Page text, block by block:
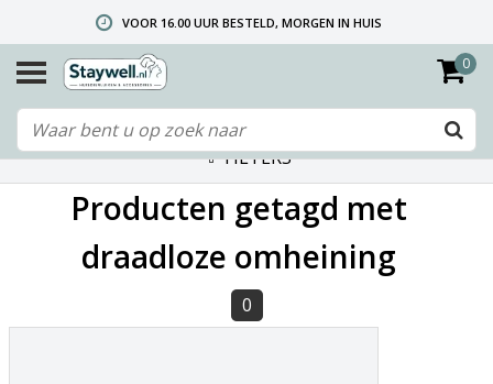
VOOR 16.00 UUR BESTELD, MORGEN IN HUIS
GRATIS VERZENDING VANAF € 40,- (ALLEEN NEDERLAND)
TELEFONISCHE HELPDESK 010 492 02 35 (LET OP: WIJ ZIJN NIET DE FABRIKANT! ZIE KLANTENSERVICE-INFO)
0
FILTERS
Producten getagd met
draadloze omheining
0